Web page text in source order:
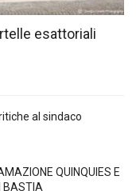
esattoriali
al sindaco
QUINQUIES E
BASTIA